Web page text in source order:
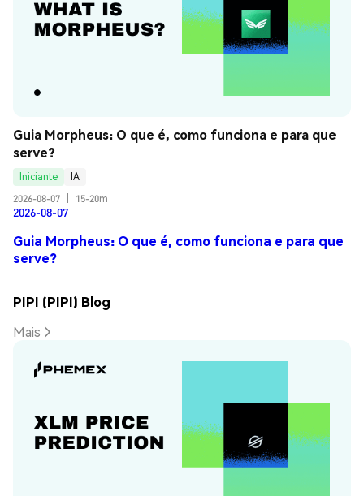
Guia Morpheus: O que é, como funciona e para que
serve?
Iniciante
IA
2026-08-07
15-20m
2026-08-07
Guia Morpheus: O que é, como funciona e para que
serve?
PIPI (PIPI) Blog
Mais